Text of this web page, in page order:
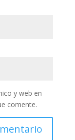
y web en
comente.